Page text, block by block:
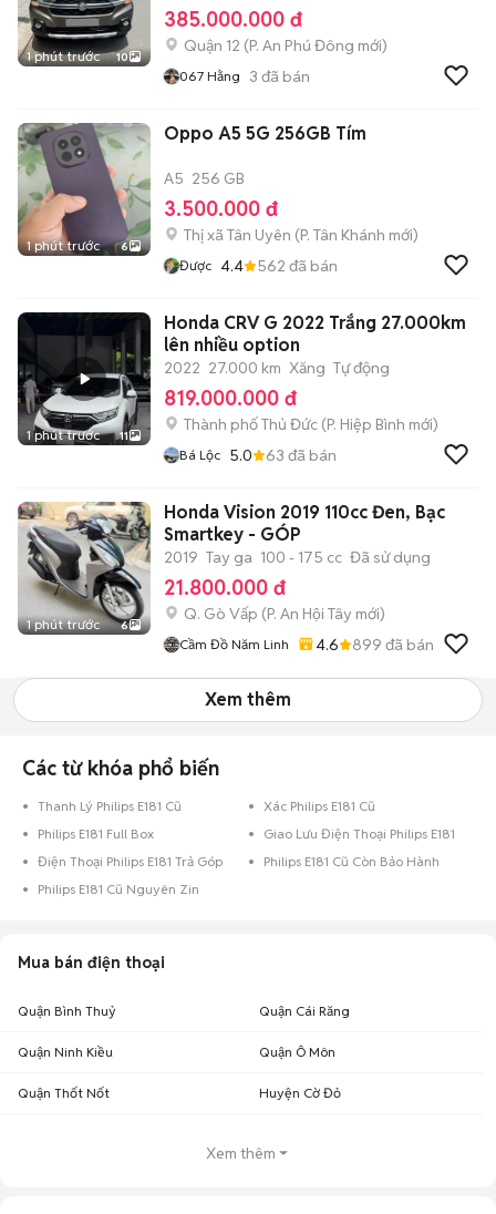
1 phút trước 10
385.000.000 đ
Quận 12 (P. An Phú Đông mới)
067 Hằng 3 đã bán
1 phút trước 6
Oppo A5 5G 256GB Tím
A5 256 GB
3.500.000 đ
Thị xã Tân Uyên (P. Tân Khánh mới)
Được 4.4 562 đã bán
1 phút trước 11
Honda CRV G 2022 Trắng 27.000km
lên nhiều option
2022 27.000 km Xăng Tự động
819.000.000 đ
Thành phố Thủ Đức (P. Hiệp Bình mới)
Bá Lộc 5.0 63 đã bán
1 phút trước 6
Honda Vision 2019 110cc Đen, Bạc
Smartkey - GÓP
2019 Tay ga 100 - 175 cc Đã sử dụng
21.800.000 đ
Q. Gò Vấp (P. An Hội Tây mới)
Cầm Đồ Năm Linh 4.6 899 đã bán
Xem thêm
Các từ khóa phổ biến
Thanh Lý Philips E181 Cũ
Xác Philips E181 Cũ
Philips E181 Full Box
Giao Lưu Điện Thoại Philips E181
Điện Thoại Philips E181 Trả Góp
Philips E181 Cũ Còn Bảo Hành
Philips E181 Cũ Nguyên Zin
Mua bán điện thoại
Quận Bình Thuỷ Quận Cái Răng
Quận Ninh Kiều Quận Ô Môn
Quận Thốt Nốt Huyện Cờ Đỏ
Xem thêm